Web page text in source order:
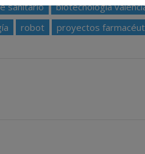
sanitario
biotecnología
robot proyectos